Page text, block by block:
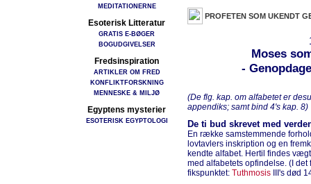
MEDITATIONERNE
Esoterisk Litteratur
GRATIS E-BØGER
BOGUDGIVELSER
Fredsinspiration
ARTIKLER OM FRED
KONFLIKTFORSKNING
MENNESKE & MILJØ
Egyptens mysterier
ESOTERISK EGYPTOLOGI
PROFETEN SOM UKENDT
Moses
-
(De flg. kap. om alfabetet er
appendiks; samt bind 4's kap. 8)
De ti bud skrevet med
En række samstemmende
lovtavlers inskription og en
kendte alfabet. Hertil findes
med alfabetets opfindelse. (I
fikspunktet: Tuthmosis III's død